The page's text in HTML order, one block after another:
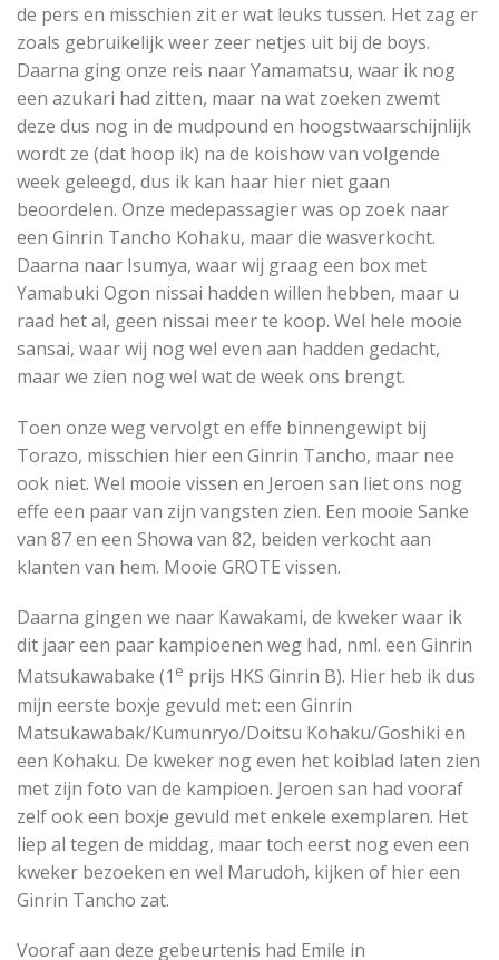
de pers en misschien zit er wat leuks tussen. Het zag er
zoals gebruikelijk weer zeer netjes uit bij de boys.
Daarna ging onze reis naar Yamamatsu, waar ik nog
een azukari had zitten, maar na wat zoeken zwemt
deze dus nog in de mudpound en hoogstwaarschijnlijk
wordt ze (dat hoop ik) na de koishow van volgende
week geleegd, dus ik kan haar hier niet gaan
beoordelen. Onze medepassagier was op zoek naar
een Ginrin Tancho Kohaku, maar die wasverkocht.
Daarna naar Isumya, waar wij graag een box met
Yamabuki Ogon nissai hadden willen hebben, maar u
raad het al, geen nissai meer te koop. Wel hele mooie
sansai, waar wij nog wel even aan hadden gedacht,
maar we zien nog wel wat de week ons brengt.
Toen onze weg vervolgt en effe binnengewipt bij
Torazo, misschien hier een Ginrin Tancho, maar nee
ook niet. Wel mooie vissen en Jeroen san liet ons nog
effe een paar van zijn vangsten zien. Een mooie Sanke
van 87 en een Showa van 82, beiden verkocht aan
klanten van hem. Mooie GROTE vissen.
Daarna gingen we naar Kawakami, de kweker waar ik
dit jaar een paar kampioenen weg had, nml. een Ginrin
Matsukawabake (1 e prijs HKS Ginrin B). Hier heb ik dus
mijn eerste boxje gevuld met: een Ginrin
Matsukawabak/Kumunryo/Doitsu Kohaku/Goshiki en
een Kohaku. De kweker nog even het koiblad laten zien
met zijn foto van de kampioen. Jeroen san had vooraf
zelf ook een boxje gevuld met enkele exemplaren. Het
liep al tegen de middag, maar toch eerst nog even een
kweker bezoeken en wel Marudoh, kijken of hier een
Ginrin Tancho zat.
Vooraf aan deze gebeurtenis had Emile in